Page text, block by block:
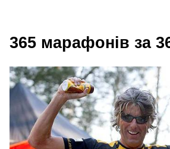
365 марафонів за